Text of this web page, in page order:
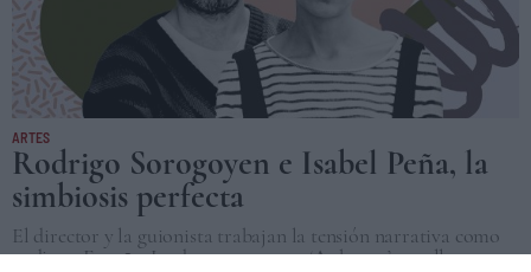
ARTES
Rodrigo Sorogoyen e Isabel Peña, la
simbiosis perfecta
El director y la guionista trabajan la tensión narrativa como
nadie en España. Lo demuestran con ‘As bestas’, que llega